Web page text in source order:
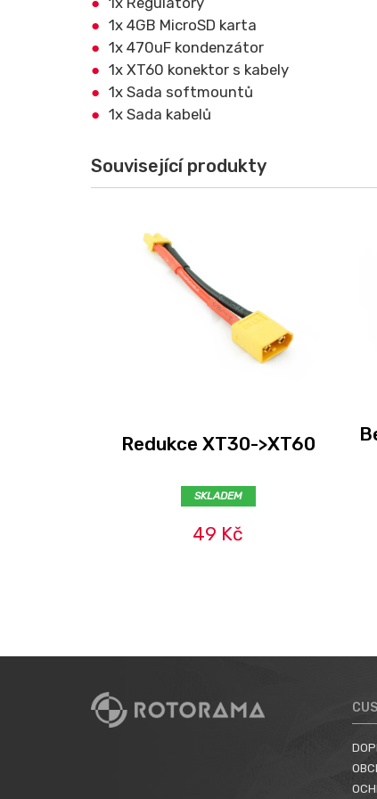
1x 4GB MicroSD karta
1x 470uF kondenzátor
1x XT60 konektor s kabely
1x Sada softmountů
1x Sada kabelů
Související produkty
Redukce XT30->XT60
SKLADEM
49 Kč